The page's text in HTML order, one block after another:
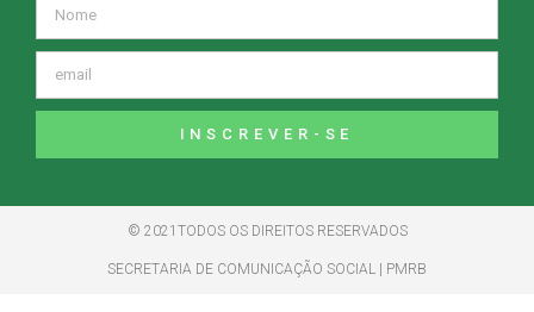
INSCREVER-SE
© 2021TODOS OS DIREITOS RESERVADOS
SECRETARIA DE COMUNICAÇÃO SOCIAL | PMRB